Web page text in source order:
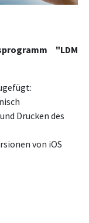
"LDM
Drucken des
von iOS